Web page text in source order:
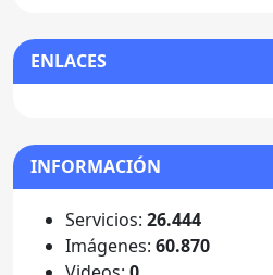
ENLACES
INFORMACIÓN
Servicios: 26.444
Imágenes: 60.870